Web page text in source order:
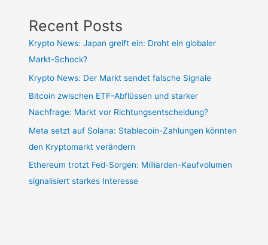
Recent Posts
Krypto News: Japan greift ein: Droht ein globaler
Markt-Schock?
Krypto News: Der Markt sendet falsche Signale
Bitcoin zwischen ETF-Abflüssen und starker
Nachfrage: Markt vor Richtungsentscheidung?
Meta setzt auf Solana: Stablecoin-Zahlungen könnten
den Kryptomarkt verändern
Ethereum trotzt Fed-Sorgen: Milliarden-Kaufvolumen
signalisiert starkes Interesse